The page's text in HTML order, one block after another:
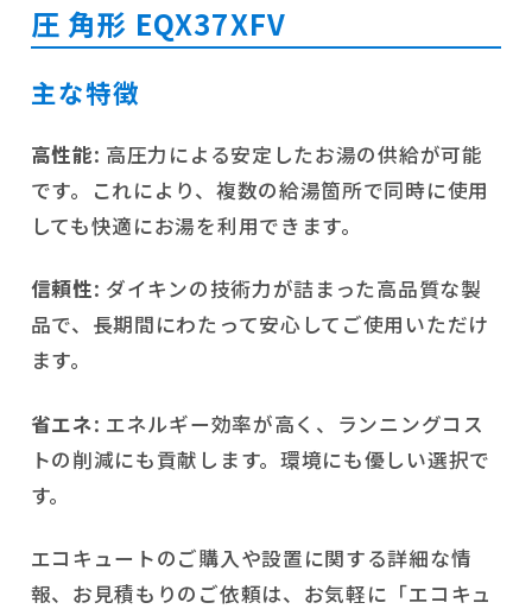
圧 角形 EQX37XFV
主な特徴
高性能: 高圧力による安定したお湯の供給が可能
です。これにより、複数の給湯箇所で同時に使用
しても快適にお湯を利用できます。
信頼性: ダイキンの技術力が詰まった高品質な製
品で、長期間にわたって安心してご使用いただけ
ます。
省エネ: エネルギー効率が高く、ランニングコス
トの削減にも貢献します。環境にも優しい選択で
す。
エコキュートのご購入や設置に関する詳細な情
報、お見積もりのご依頼は、お気軽に「エコキュ